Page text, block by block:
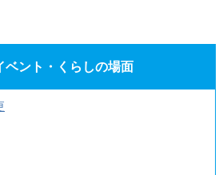
ベント・くらしの場面